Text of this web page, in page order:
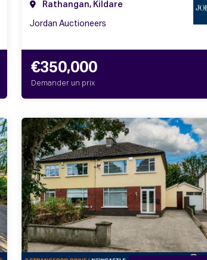
Rathangan, Kildare
Jordan Auctioneers
€350,000
Demander un prix